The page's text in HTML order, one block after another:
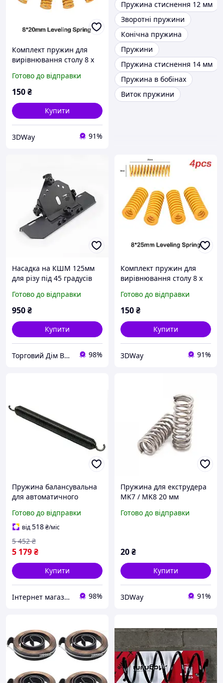
Комплект пружин для
вирівнювання столу 8 x
Готово до відправки
150₴
Купити
3DWay 91%
Пружина стиснення 12 мм
Зворотні пружини
Конічна пружина
Пружини
Пружина стиснення 14 мм
Пружина в бобінах
Виток пружини
Насадка на КШМ 125мм
для різу під 45 градусів
Готово до відправки
950₴
Купити
Торговий Дім Вербицький 98%
Комплект пружин для
вирівнювання столу 8 x
Готово до відправки
150₴
Купити
3DWay 91%
Пружина балансувальна
для автоматичного
Готово до відправки
від518₴/міс
5 179₴
5 452 ₴
Купити
Інтернет магазин вуличних воріт, автоматики воріт, гаражних воріт, ролет та шлагбаумів 98%
Пружина для екструдера
MK7 / MK8 20 мм
Готово до відправки
20₴
Купити
3DWay 91%